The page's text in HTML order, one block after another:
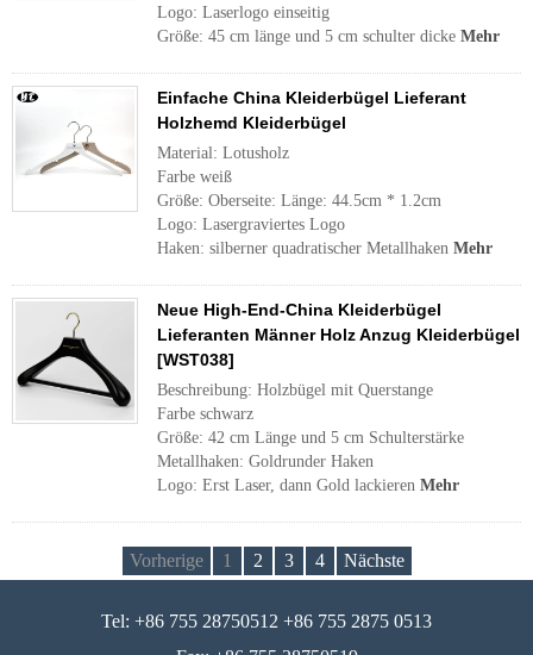
Logo: Laserlogo einseitig
Größe: 45 cm länge und 5 cm schulter dicke Mehr
Einfache China Kleiderbügel Lieferant
Holzhemd Kleiderbügel
Material: Lotusholz
Farbe weiß
Größe: Oberseite: Länge: 44.5cm * 1.2cm
Logo: Lasergraviertes Logo
Haken: silberner quadratischer Metallhaken Mehr
Neue High-End-China Kleiderbügel
Lieferanten Männer Holz Anzug Kleiderbügel
[WST038]
Beschreibung: Holzbügel mit Querstange
Farbe schwarz
Größe: 42 cm Länge und 5 cm Schulterstärke
Metallhaken: Goldrunder Haken
Logo: Erst Laser, dann Gold lackieren Mehr
Vorherige 1 2 3 4 Nächste
Tel: +86 755 28750512 +86 755 2875 0513